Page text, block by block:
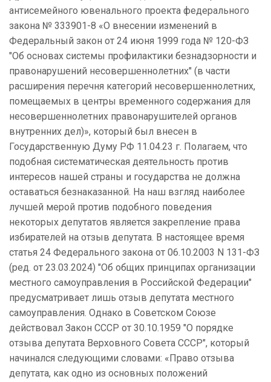
антисемейного ювенального проекта федерального
закона № 333901-8 «О внесении изменений в
Федеральный закон от 24 июня 1999 года № 120-ФЗ
"Об основах системы профилактики безнадзорности и
правонарушений несовершеннолетних" (в части
расширения перечня категорий несовершеннолетних,
помещаемых в центры временного содержания для
несовершеннолетних правонарушителей органов
внутренних дел)», который был внесен в
Государственную Думу РФ 11.04.23 г. Полагаем, что
подобная систематическая деятельность против
интересов нашей страны и государства не должна
оставаться безнаказанной. На наш взгляд наиболее
лучшей мерой против подобного поведения
некоторых депутатов является закрепление права
избирателей на отзыв депутата. В настоящее время
статья 24 Федерального закона от 06.10.2003 N 131-ФЗ
(ред. от 23.03.2024) "Об общих принципах организации
местного самоуправления в Российской Федерации"
предусматривает лишь отзыв депутата местного
самоуправления. Однако в Советском Союзе
действовал Закон СССР от 30.10.1959 "О порядке
отзыва депутата Верховного Совета СССР", который
начинался следующими словами: «Право отзыва
депутата, как одно из основных положений